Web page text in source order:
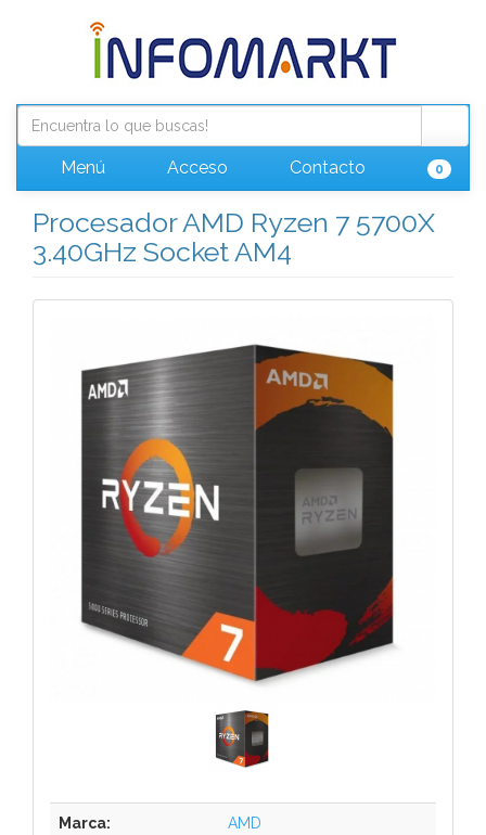
Menú Acceso Contacto 0
Procesador AMD Ryzen 7 5700X
3.40GHz Socket AM4
Marca: AMD